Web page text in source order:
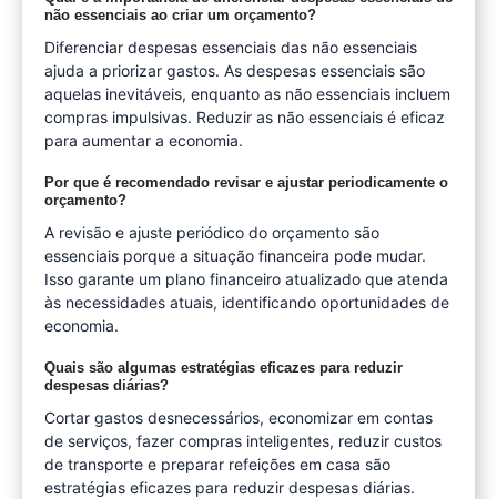
não essenciais ao criar um orçamento?
Diferenciar despesas essenciais das não essenciais
ajuda a priorizar gastos. As despesas essenciais são
aquelas inevitáveis, enquanto as não essenciais incluem
compras impulsivas. Reduzir as não essenciais é eficaz
para aumentar a economia.
Por que é recomendado revisar e ajustar periodicamente o
orçamento?
A revisão e ajuste periódico do orçamento são
essenciais porque a situação financeira pode mudar.
Isso garante um plano financeiro atualizado que atenda
às necessidades atuais, identificando oportunidades de
economia.
Quais são algumas estratégias eficazes para reduzir
despesas diárias?
Cortar gastos desnecessários, economizar em contas
de serviços, fazer compras inteligentes, reduzir custos
de transporte e preparar refeições em casa são
estratégias eficazes para reduzir despesas diárias.